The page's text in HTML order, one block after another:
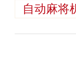
自动麻将